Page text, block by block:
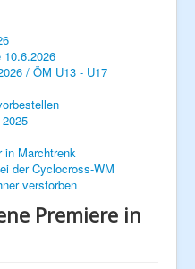
10.6.2026
/ ÖM U13 - U17
in Marchtrenk
der Cyclocross-WM
verstorben
Premiere in